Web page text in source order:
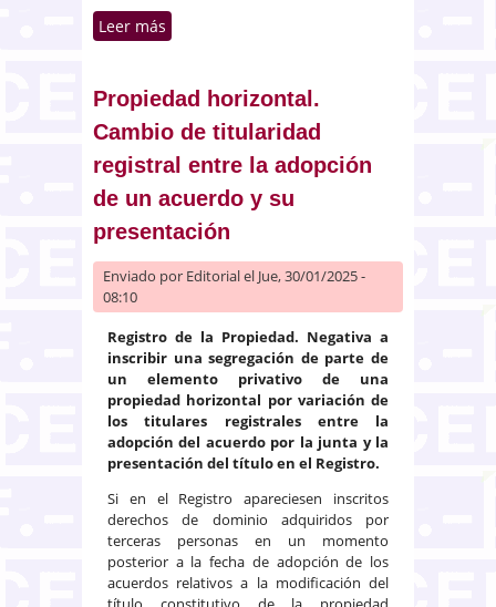
Leer más
Propiedad horizontal.
Cambio de titularidad
registral entre la adopción
de un acuerdo y su
presentación
Enviado por Editorialel Jue, 30/01/2025 -
08:10
Registro de la Propiedad. Negativa a
inscribir una segregación de parte de
un elemento privativo de una
propiedad horizontal por variación de
los titulares registrales entre la
adopción del acuerdo por la junta y la
presentación del título en el Registro.
Si en el Registro apareciesen inscritos
derechos de dominio adquiridos por
terceras personas en un momento
posterior a la fecha de adopción de los
acuerdos relativos a la modificación del